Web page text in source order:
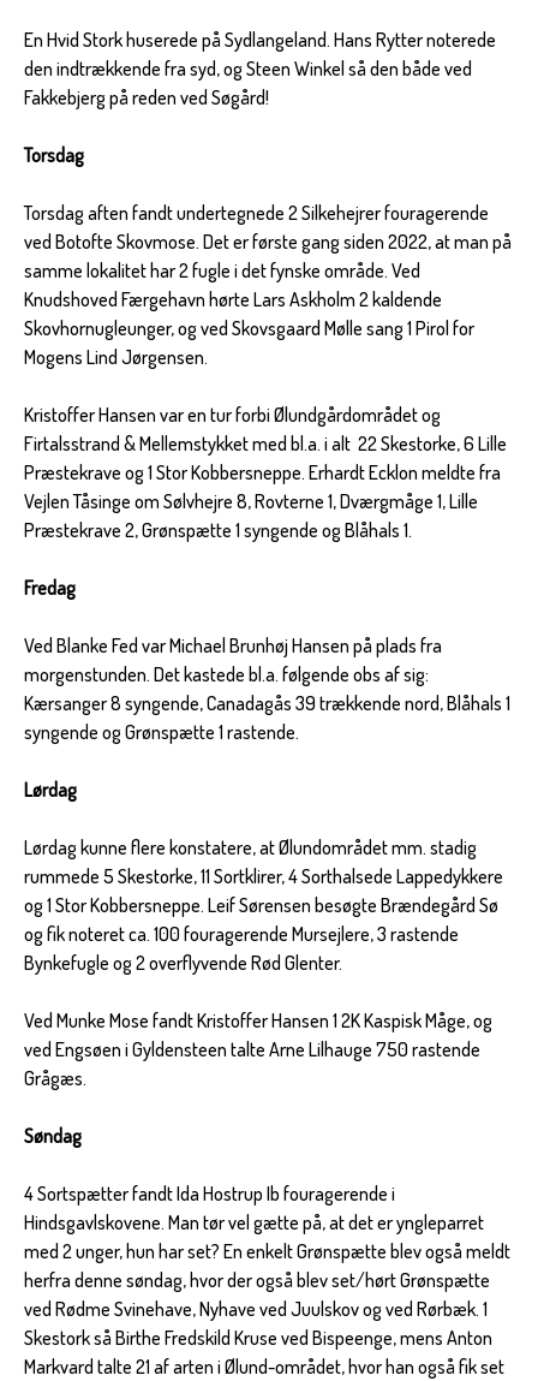
En Hvid Stork huserede på Sydlangeland. Hans Rytter noterede
den indtrækkende fra syd, og Steen Winkel så den både ved
Fakkebjerg på reden ved Søgård!
Torsdag
Torsdag aften fandt undertegnede 2 Silkehejrer fouragerende
ved Botofte Skovmose. Det er første gang siden 2022, at man på
samme lokalitet har 2 fugle i det fynske område. Ved
Knudshoved Færgehavn hørte Lars Askholm 2 kaldende
Skovhornugleunger, og ved Skovsgaard Mølle sang 1 Pirol for
Mogens Lind Jørgensen.
Kristoffer Hansen var en tur forbi Ølundgårdområdet og
Firtalsstrand & Mellemstykket med bl.a. i alt 22 Skestorke, 6 Lille
Præstekrave og 1 Stor Kobbersneppe. Erhardt Ecklon meldte fra
Vejlen Tåsinge om Sølvhejre 8, Rovterne 1, Dværgmåge 1, Lille
Præstekrave 2, Grønspætte 1 syngende og Blåhals 1.
Fredag
Ved Blanke Fed var Michael Brunhøj Hansen på plads fra
morgenstunden. Det kastede bl.a. følgende obs af sig:
Kærsanger 8 syngende, Canadagås 39 trækkende nord, Blåhals 1
syngende og Grønspætte 1 rastende.
Lørdag
Lørdag kunne flere konstatere, at Ølundområdet mm. stadig
rummede 5 Skestorke, 11 Sortklirer, 4 Sorthalsede Lappedykkere
og 1 Stor Kobbersneppe. Leif Sørensen besøgte Brændegård Sø
og fik noteret ca. 100 fouragerende Mursejlere, 3 rastende
Bynkefugle og 2 overflyvende Rød Glenter.
Ved Munke Mose fandt Kristoffer Hansen 1 2K Kaspisk Måge, og
ved Engsøen i Gyldensteen talte Arne Lilhauge 750 rastende
Grågæs.
Søndag
4 Sortspætter fandt Ida Hostrup Ib fouragerende i
Hindsgavlskovene. Man tør vel gætte på, at det er yngleparret
med 2 unger, hun har set? En enkelt Grønspætte blev også meldt
herfra denne søndag, hvor der også blev set/hørt Grønspætte
ved Rødme Svinehave, Nyhave ved Juulskov og ved Rørbæk. 1
Skestork så Birthe Fredskild Kruse ved Bispeenge, mens Anton
Markvard talte 21 af arten i Ølund-området, hvor han også fik set